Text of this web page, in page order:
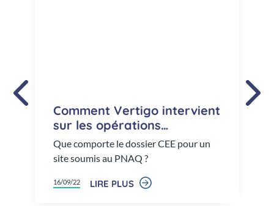
Eligibilité des sites soumis à
quotas EU ETS
Avant 2019, peu d’opérations
d’économies d’énergie réalisées dans les